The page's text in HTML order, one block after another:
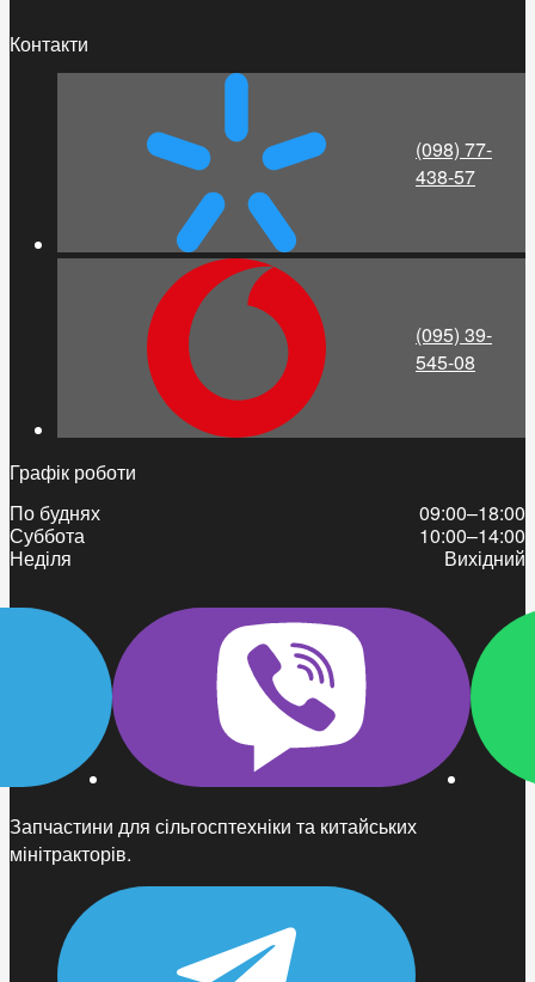
Запчастини для сільгосптехніки та китайських
мінітракторів.
Контакти
(098) 77-
438-57
(095) 39-
545-08
Графік роботи
По буднях
09:00–18:00
Суббота
10:00–14:00
Неділя
Вихідний